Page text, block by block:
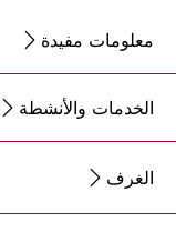
معلومات مفيدة
الخدمات والأنشطة
الغرف